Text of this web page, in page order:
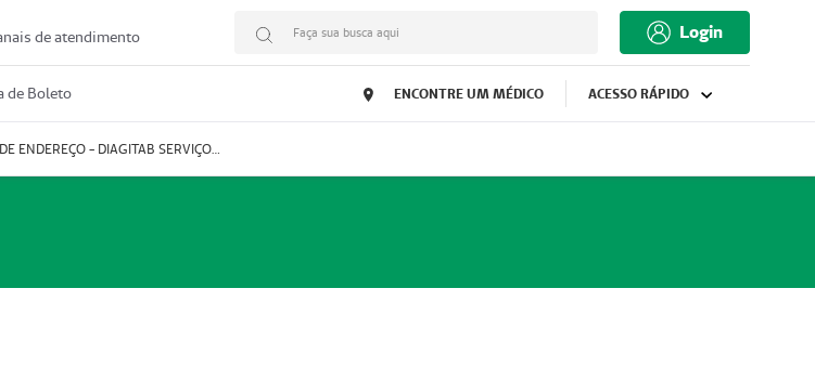
de atendimento Faça sua busca aqui Login
de Boleto ENCONTRE UM MÉDICO ACESSO RÁPIDO
MUDANÇA DE ENDEREÇO - DIAGITAB SERVIÇOS MÉDICOS LTDA (54003267-5)